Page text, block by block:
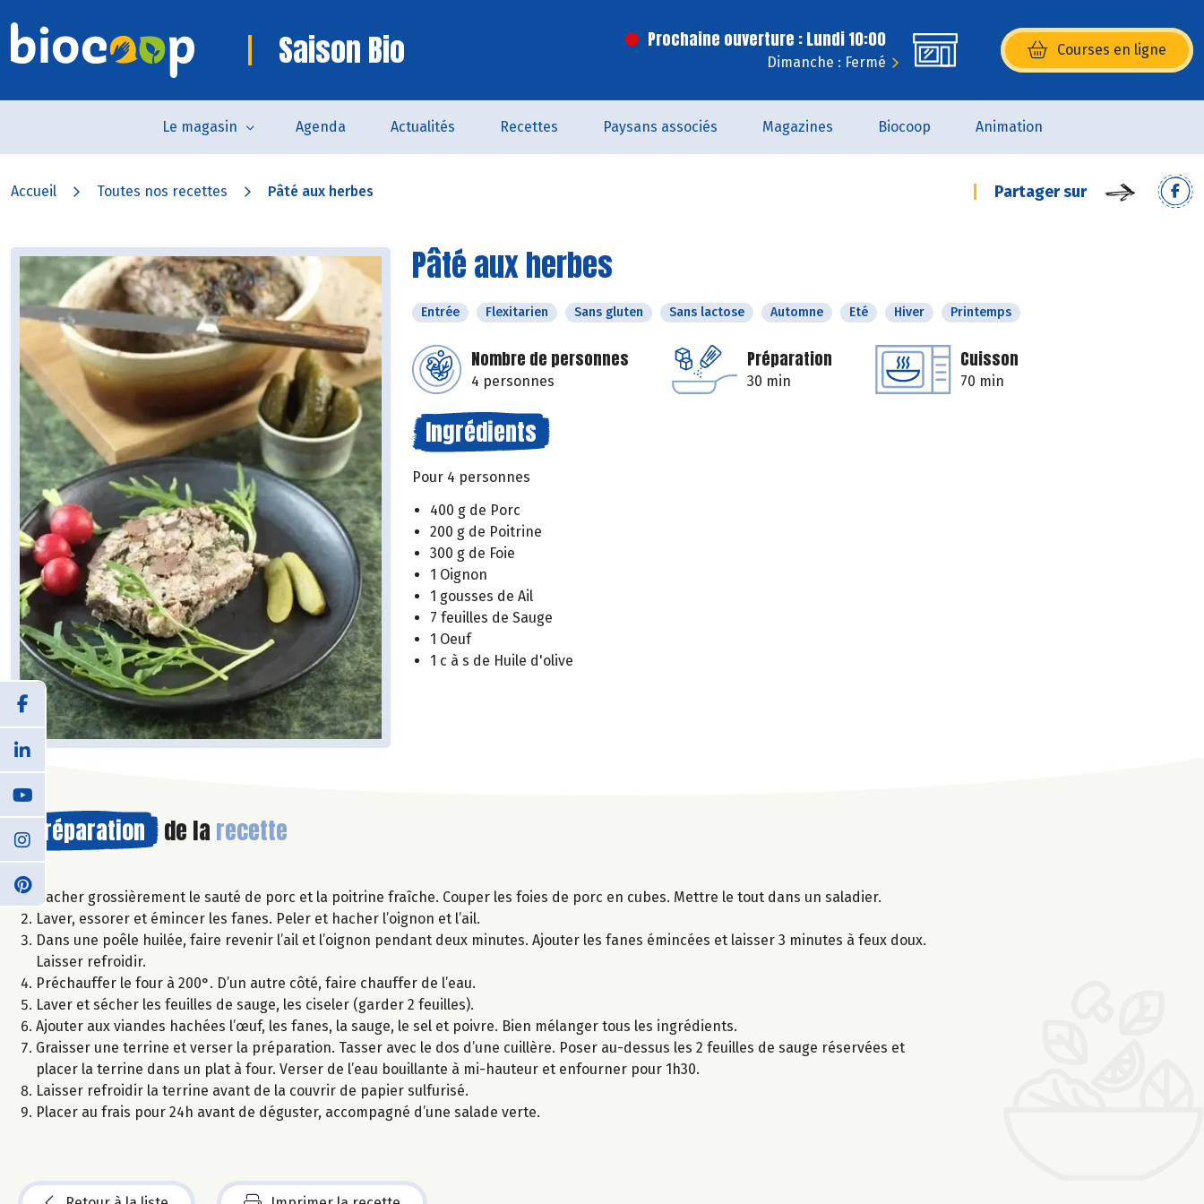
Saison Bio Prochaine ouverture : Lundi 10:00
Dimanche : Fermé
Courses en ligne
(s’ouvre dans une nouvelle
Le magasin Agenda Actualités Recettes Paysans associés Magazines Biocoop Animation
Accueil Toutes nos recettes Pâté aux herbes Partager sur
Pâté aux herbes
Entrée Flexitarien Sans gluten Sans lactose Automne Eté Hiver Printemps
Nombre de personnes
4 personnes
Préparation
30 min
Cuisson
70 min
Ingrédients
Pour 4 personnes
400 g de Porc
200 g de Poitrine
300 g de Foie
1 Oignon
1 gousses de Ail
7 feuilles de Sauge
1 Oeuf
1 c à s de Huile d'olive
Préparation de la recette
Hacher grossièrement le sauté de porc et la poitrine fraîche. Couper les foies de porc en cubes. Mettre le tout dans un saladier.
Laver, essorer et émincer les fanes. Peler et hacher l’oignon et l’ail.
Dans une poêle huilée, faire revenir l’ail et l’oignon pendant deux minutes. Ajouter les fanes émincées et laisser 3 minutes à feux doux.
Laisser refroidir.
Préchauffer le four à 200°. D’un autre côté, faire chauffer de l’eau.
Laver et sécher les feuilles de sauge, les ciseler (garder 2 feuilles).
Ajouter aux viandes hachées l’œuf, les fanes, la sauge, le sel et poivre. Bien mélanger tous les ingrédients.
Graisser une terrine et verser la préparation. Tasser avec le dos d’une cuillère. Poser au-dessus les 2 feuilles de sauge réservées et
placer la terrine dans un plat à four. Verser de l’eau bouillante à mi-hauteur et enfourner pour 1h30.
Laisser refroidir la terrine avant de la couvrir de papier sulfurisé.
Placer au frais pour 24h avant de déguster, accompagné d’une salade verte.